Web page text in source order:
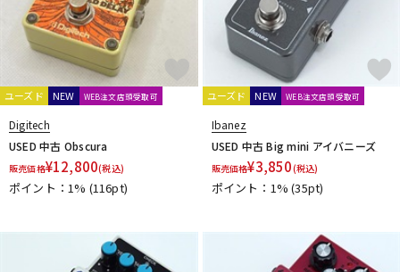
Interstellar Audio Machines
IVU Creator
J. Rockett Audio Designs
Jackson Audio
JAM Pedals
JHS Pedals JOYO JPTR FX JYUGEHM STOMPS
K
KarDiaN keeley KEEP KEMPER KES
Khan Audio
Kikutani
KitazawaEffector
KMA Machines
Kz Guitar Works
L
L' L.R.Baggs Lauren Audio LEHLE
Leqtique
LsL Instruments
LUNASTONE
ユーズド NEW WEB注文店頭受取可
Digitech
USED 中古 Obscura
販売価格¥12,800(税込)
ポイント：1% (116pt)
ユーズド NEW WEB注文店頭受取可
Ibanez
USED 中古 Big mini アイバニーズ
販売価格¥3,850(税込)
ポイント：1%(35pt)